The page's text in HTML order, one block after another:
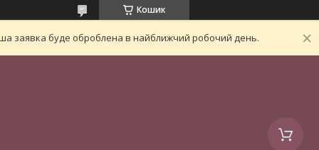
Кошик
заявка буде оброблена в найближчий робочий день.